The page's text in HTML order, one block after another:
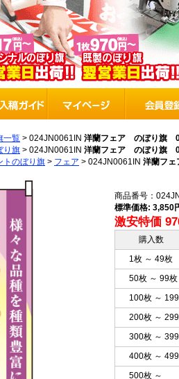
一覧 > 024JN0061IN 洋蘭フェア のぼり旗
り旗 > 024JN0061IN 洋蘭フェア のぼり旗
トのぼり旗 > フェア > 024JN0061IN 洋蘭フ
商品番号：
標準価格: 3,850
激安特価
購入数
1枚 ～ 49枚
50枚 ～ 99枚
100枚 ～
200枚 ～
300枚 ～
400枚 ～
500枚 ～